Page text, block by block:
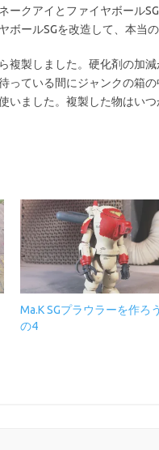
ークアイとファイヤボール
ールSGを改造して、本当
複製しました。硬化剤の加
っている間にジャンクの箱
いました。複製した物はいつ
Ma.K SGプラウラーを作ろ
の4